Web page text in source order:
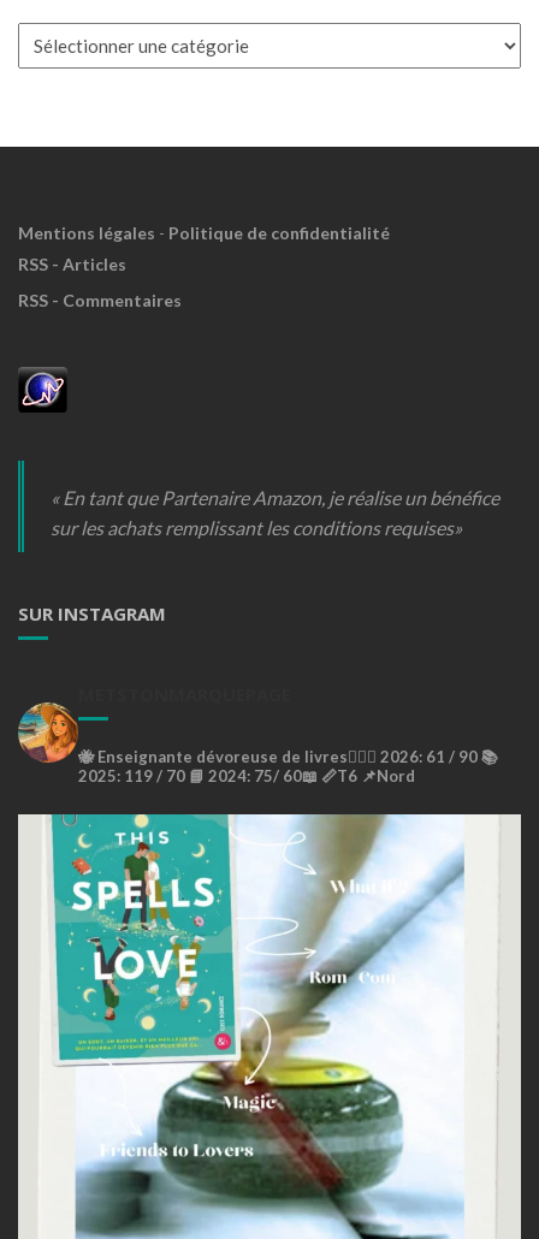
Mentions légales - Politique de confidentialité
RSS - Articles
RSS - Commentaires
« En tant que Partenaire Amazon, je réalise un bénéfice
sur les achats remplissant les conditions requises»
SUR INSTAGRAM
🐝Enseignante dévoreuse de livres🙇🏼‍♀️ 2026: 61 / 90 📚
2025: 119 / 70 📘 2024: 75/ 60📖 📏T6 📌Nord